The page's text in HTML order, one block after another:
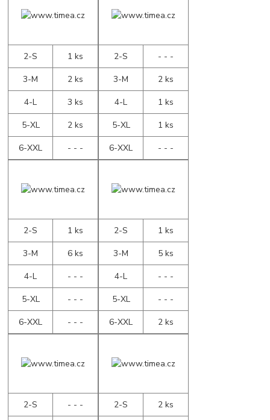
2-S
1 ks
3-M
2 ks
4-L
3 ks
5-XL
2 ks
6-XXL
- - -
2-S
- - -
3-M
2 ks
4-L
1 ks
5-XL
1 ks
6-XXL
- - -
2-S
1 ks
3-M
6 ks
4-L
- - -
5-XL
- - -
6-XXL
- - -
2-S
1 ks
3-M
5 ks
4-L
- - -
5-XL
- - -
6-XXL
2 ks
2-S - - - 2-S 2 ks